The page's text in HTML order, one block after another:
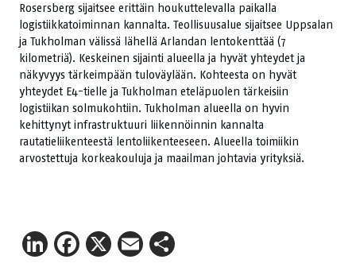
Rosersberg sijaitsee erittäin houkuttelevalla paikalla
logistiikkatoiminnan kannalta. Teollisuusalue sijaitsee Uppsalan
ja Tukholman välissä lähellä Arlandan lentokenttää (7
kilometriä). Keskeinen sijainti alueella ja hyvät yhteydet ja
näkyvyys tärkeimpään tuloväylään. Kohteesta on hyvät
yhteydet E4-tielle ja Tukholman eteläpuolen tärkeisiin
logistiikan solmukohtiin. Tukholman alueella on hyvin
kehittynyt infrastruktuuri liikennöinnin kannalta
rautatieliikenteestä lentoliikenteeseen. Alueella toimiikin
arvostettuja korkeakouluja ja maailman johtavia yrityksiä.
LinkedIn
Facebook
X Email